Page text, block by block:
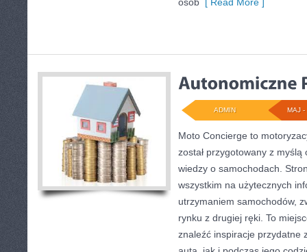
MAJ -
ADMIN
Moto Concierge to
został przygotowany z
wiedzy o samochodach.
wszystkim na użytecznych
utrzymaniem samochodów,
rynku z drugiej ręki. To
znaleźć inspiracje przydatne